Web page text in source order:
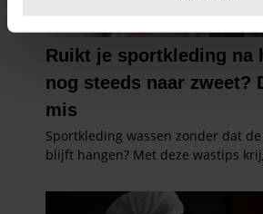
intrekken in de Cookieverklaring.
We gebruiken cookies om content en
personaliseren, om functies voor
en om ons websiteverkeer te
informatie over uw gebruik van onze
partners voor social media,
informatie die u aan ze heeft verstrekt